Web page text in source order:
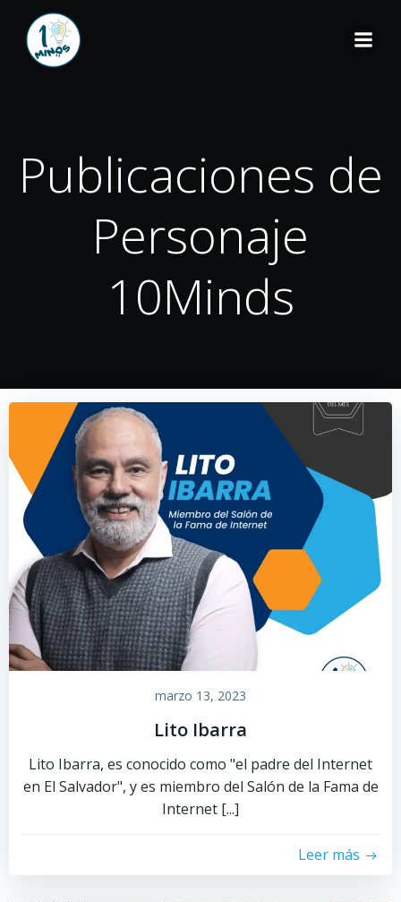
Publicaciones de
Personaje
10Minds
marzo 13, 2023
Lito Ibarra
Lito Ibarra, es conocido como "el padre del Internet
en El Salvador", y es miembro del Salón de la Fama de
Internet [...]
Leer más